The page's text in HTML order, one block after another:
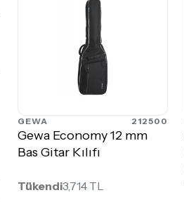
GEWA 212500
Gewa Economy 12 mm
Bas Gitar Kılıfı
Tükendi3,714 TL